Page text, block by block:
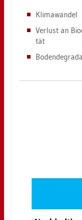
Kli­ma­wan­del
Ver­lust an
tät